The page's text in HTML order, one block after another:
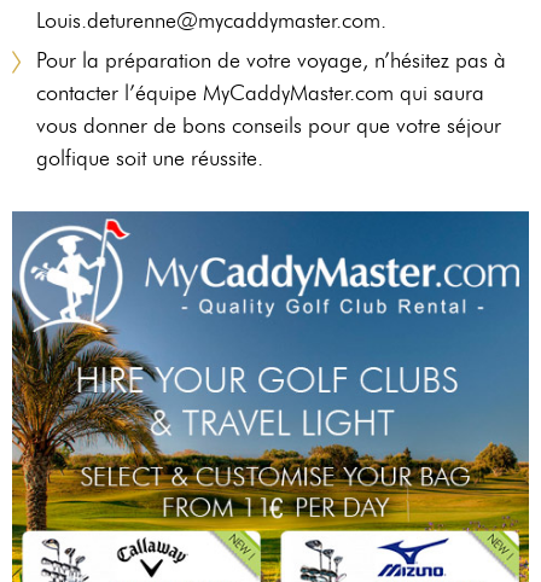
Louis.deturenne@mycaddymaster.com.
Pour la préparation de votre voyage, n’hésitez pas à
contacter l’équipe MyCaddyMaster.com qui saura
vous donner de bons conseils pour que votre séjour
golfique soit une réussite.